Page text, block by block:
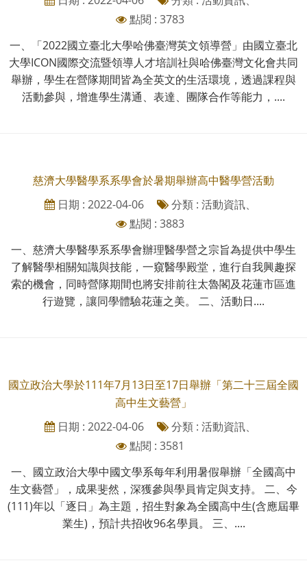
點閱 : 3783
一、「2022國立臺北大學哈佛臺灣英文領導營」由國立臺北
大學ICON國際交流暨領導人才培訓社與哈佛臺灣文化會共同
舉辦，學生在營隊期間皆為全英文的生活環境，透過課程與
活動參與，增進學生溝通、表達、團隊合作等能力，....
慈濟大學醫學系系學會於暑期舉辦高中醫學營活動
日期 : 2022-04-06
分類 : 活動資訊、
點閱 : 3883
一、慈濟大學醫學系系學會辦理醫學營之宗旨為提供中學生
了解醫學相關知識與技能，一窺醫學殿堂，進行自我興趣探
索的機會，同時營隊期間也將安排前往太魯閣及花蓮市區進
行遊覽，讓同學體驗花蓮之美。 二、活動日....
國立政治大學於111年7月13日至17日舉辦「第二十三屆全國
高中生文藝營」
日期 : 2022-04-06
分類 : 活動資訊、
點閱 : 3581
一、國立政治大學中國文學系每年利用暑假舉辦「全國高中
生文藝營」，成果斐然，深獲參與學員肯定與支持。 二、今
(111)年以「逐日」為主題，招生對象為全國高中生(含應屆畢
業生)，預計共招收96名學員。 三、....